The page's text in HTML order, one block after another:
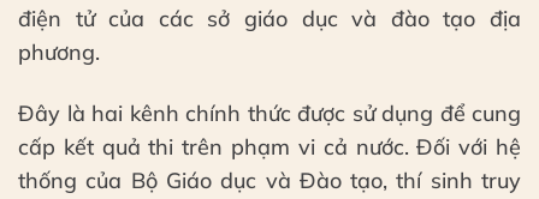
điện tử của các sở giáo dục và đào tạo địa
phương.
Đây là hai kênh chính thức được sử dụng để cung
cấp kết quả thi trên phạm vi cả nước. Đối với hệ
thống của Bộ Giáo dục và Đào tạo, thí sinh truy